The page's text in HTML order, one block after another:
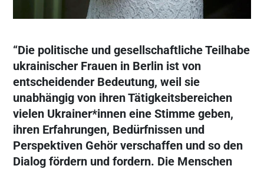
“Die politische und gesellschaftliche Teilhabe
ukrainischer Frauen in Berlin ist von
entscheidender Bedeutung, weil sie
unabhängig von ihren Tätigkeitsbereichen
vielen Ukrainer*innen eine Stimme geben,
ihren Erfahrungen, Bedürfnissen und
Perspektiven Gehör verschaffen und so den
Dialog fördern und fordern. Die Menschen